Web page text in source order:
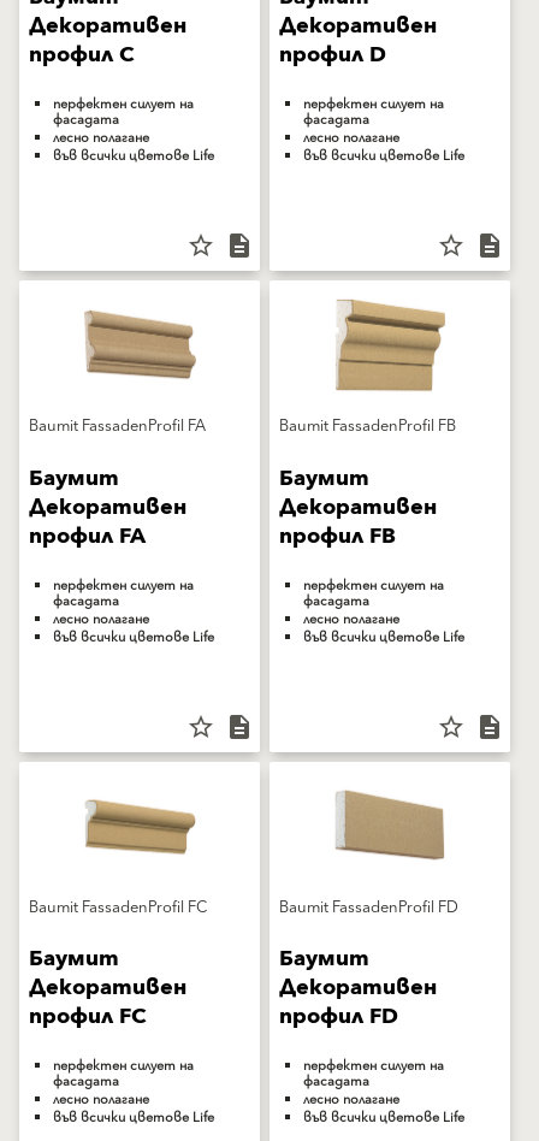
Декоративен
профил C
перфектен силует на
фасадата
лесно полагане
във всички цветове Life
star_border description
Декоративен
профил D
перфектен силует на
фасадата
лесно полагане
във всички цветове Life
star_border description
Baumit FassadenProfil FA
Баумит
Декоративен
профил FA
перфектен силует на
фасадата
лесно полагане
във всички цветове Life
star_border description
Baumit FassadenProfil FB
Баумит
Декоративен
профил FB
перфектен силует на
фасадата
лесно полагане
във всички цветове Life
star_border description
Baumit FassadenProfil FC
Баумит
Декоративен
профил FC
перфектен силует на
фасадата
лесно полагане
във всички цветове Life
Baumit FassadenProfil FD
Баумит
Декоративен
профил FD
перфектен силует на
фасадата
лесно полагане
във всички цветове Life